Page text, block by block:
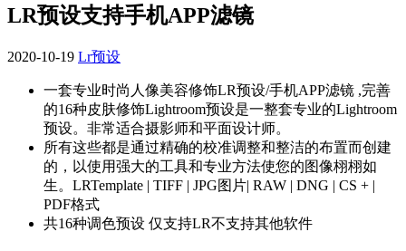
LR预设支持手机APP滤镜
2020-10-19 Lr预设
一套专业时尚人像美容修饰LR预设/手机APP滤镜 ,完善
的16种皮肤修饰Lightroom预设是一整套专业的Lightroom
预设。非常适合摄影师和平面设计师。
所有这些都是通过精确的校准调整和整洁的布置而创建
的，以使用强大的工具和专业方法使您的图像栩栩如
生。LRTemplate | TIFF | JPG图片| RAW | DNG | CS + |
PDF格式
共16种调色预设 仅支持LR不支持其他软件